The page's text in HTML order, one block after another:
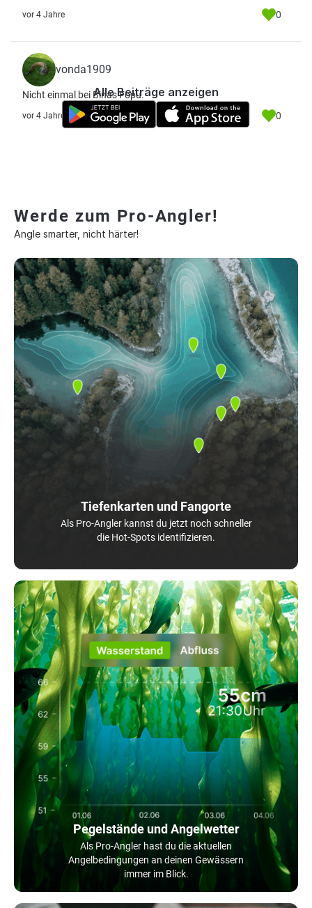
vor 4 Jahre 0
vonda1909
Nicht einmal bei Binas Fopu.
vor 4 Jahre 0
Alle Beiträge anzeigen
Werde zum Pro-Angler!
Angle smarter, nicht härter!
Tiefenkarten und Fangorte
Als Pro-Angler kannst du jetzt noch schneller
die Hot-Spots identifizieren.
Pegelstände und Angelwetter
Als Pro-Angler hast du die aktuellen
Angelbedingungen an deinen Gewässern
immer im Blick.